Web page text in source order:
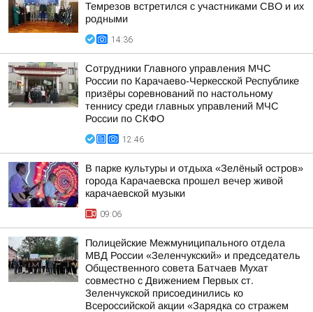
Темрезов встретился с участниками СВО и их
родными
14:36
Сотрудники Главного управления МЧС
России по Карачаево-Черкесской Республике
призёры соревнований по настольному
теннису среди главных управлений МЧС
России по СКФО
12:46
В парке культуры и отдыха «Зелёный остров»
города Карачаевска прошел вечер живой
карачаевской музыки
09:06
Полицейские Межмуниципального отдела
МВД России «Зеленчукский» и председатель
Общественного совета Батчаев Мухат
совместно с Движением Первых ст.
Зеленчукской присоединились ко
Всероссийской акции «Зарядка со стражем